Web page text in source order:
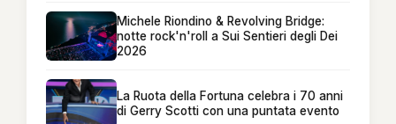
Michele Riondino & Revolving Bridge:
notte rock'n'roll a Sui Sentieri degli Dei
2026
La Ruota della Fortuna celebra i 70 anni
di Gerry Scotti con una puntata evento